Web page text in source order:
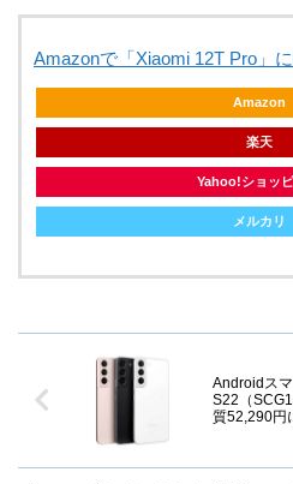
Amazonで「Xiaomi 12T Pro」
Amazon
楽天
Yahoo!ショッ
メルカリ
Androidス
S22（
質52,290円